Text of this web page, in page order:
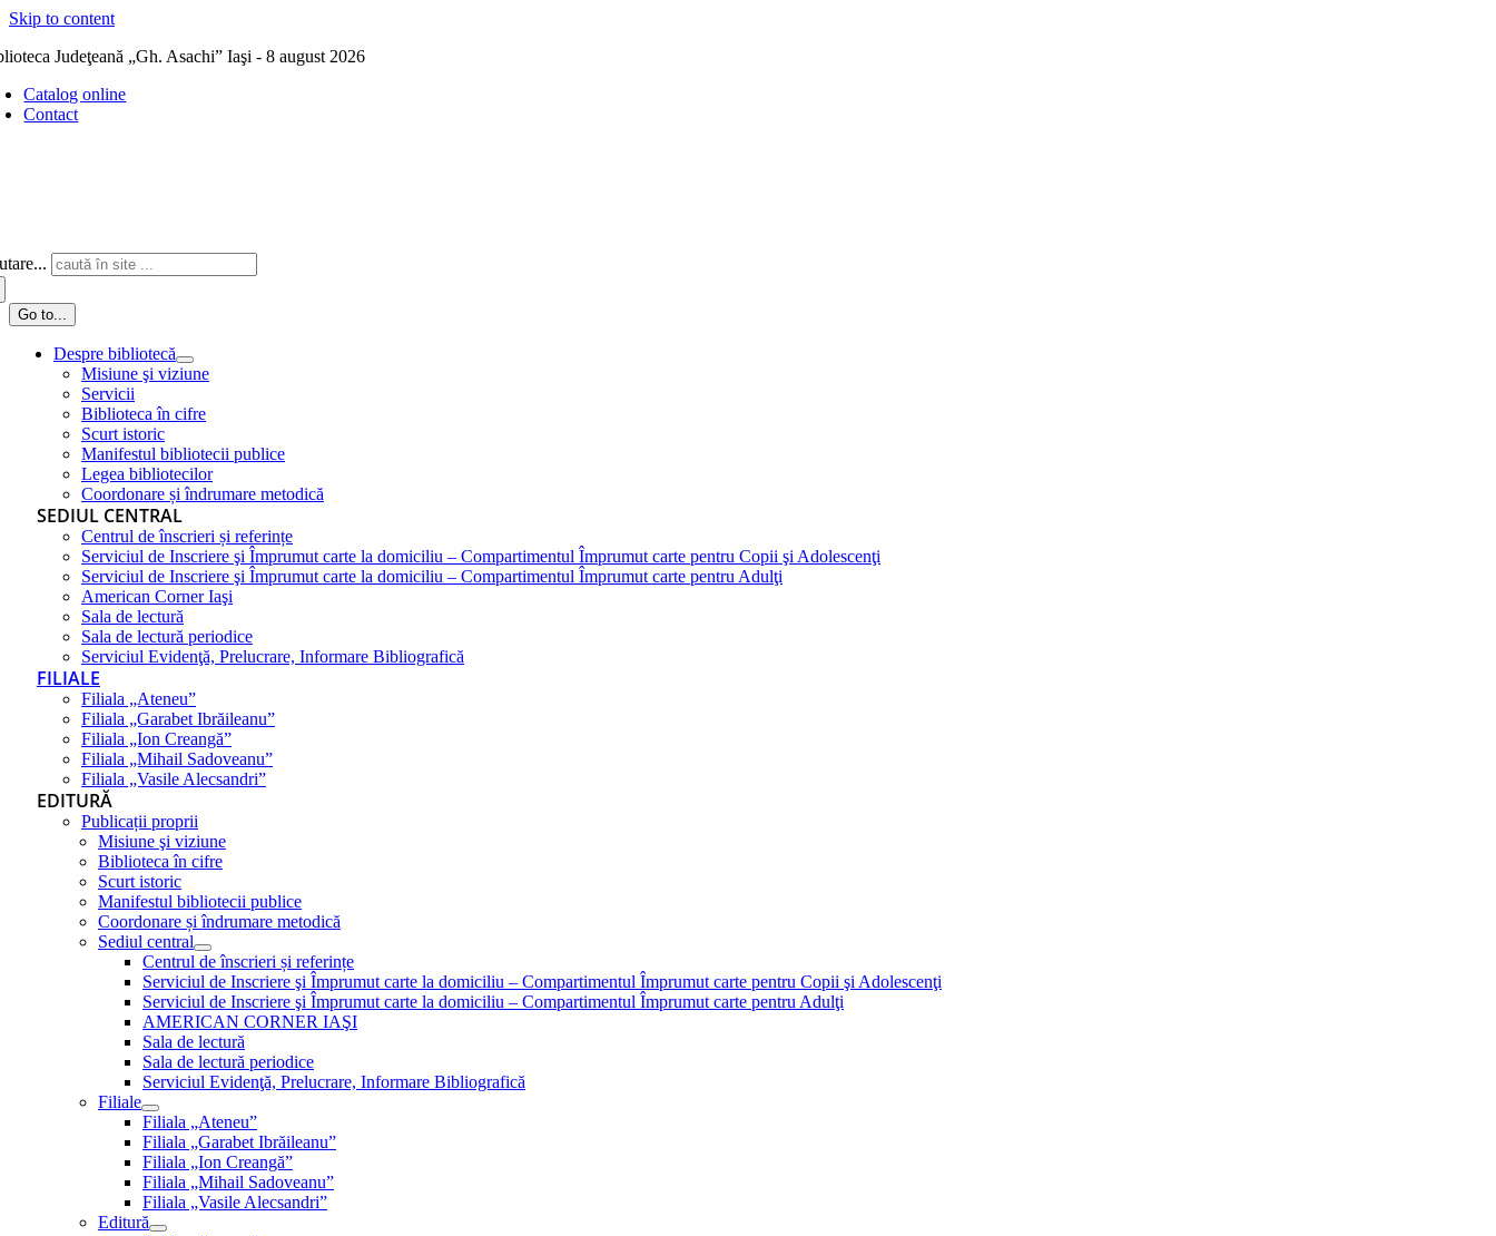
Skip to content
Judeţeană „Gh. Asachi” Iaşi - 8 august 2026
Catalog online
Contact
Go to...
Despre bibliotecă
Misiune şi viziune
Servicii
Biblioteca în cifre
Scurt istoric
Manifestul bibliotecii publice
Legea bibliotecilor
Coordonare și îndrumare metodică
SEDIUL CENTRAL
Centrul de înscrieri și referințe
Serviciul de Inscriere şi Împrumut carte la domiciliu – Compartimentul Împrumut carte pentru Copii şi Adolescenţi
Serviciul de Inscriere şi Împrumut carte la domiciliu – Compartimentul Împrumut carte pentru Adulţi
American Corner Iaşi
Sala de lectură
Sala de lectură periodice
Serviciul Evidenţă, Prelucrare, Informare Bibliografică
FILIALE
Filiala „Ateneu”
Filiala „Garabet Ibrăileanu”
Filiala „Ion Creangă”
Filiala „Mihail Sadoveanu”
Filiala „Vasile Alecsandri”
EDITURĂ
Publicații proprii
Misiune şi viziune
Biblioteca în cifre
Scurt istoric
Manifestul bibliotecii publice
Coordonare și îndrumare metodică
Sediul central
Centrul de înscrieri și referințe
Serviciul de Inscriere şi Împrumut carte la domiciliu – Compartimentul Împrumut carte pentru Copii şi Adolescenţi
Serviciul de Inscriere şi Împrumut carte la domiciliu – Compartimentul Împrumut carte pentru Adulţi
AMERICAN CORNER IAŞI
Sala de lectură
Sala de lectură periodice
Serviciul Evidenţă, Prelucrare, Informare Bibliografică
Filiale
Filiala „Ateneu”
Filiala „Garabet Ibrăileanu”
Filiala „Ion Creangă”
Filiala „Mihail Sadoveanu”
Filiala „Vasile Alecsandri”
Editură